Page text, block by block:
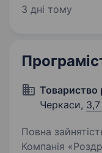
новинок в
3 дні тому
Товариство
Черкаси,
Повна
Компанія